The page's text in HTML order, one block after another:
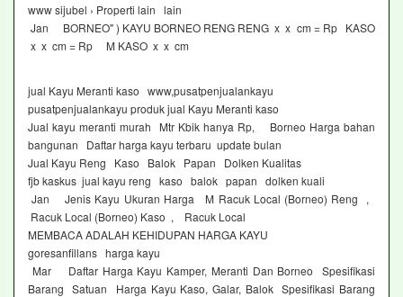
www sijubel › Properti lain lain
Jan BORNEO" ) KAYU BORNEO RENG RENG x x cm = Rp KASO
x x cm = Rp M KASO x x cm
jual Kayu Meranti kaso www,pusatpenjualankayu
pusatpenjualankayu produk jual Kayu Meranti kaso
Jual kayu meranti murah Mtr Kbik hanya Rp, Borneo Harga bahan
bangunan Daftar harga kayu terbaru update bulan
Jual Kayu Reng Kaso Balok Papan Dolken Kualitas
fjb kaskus jual kayu reng kaso balok papan dolken kuali
Jan Jenis Kayu Ukuran Harga M Racuk Local (Borneo) Reng ,
Racuk Local (Borneo) Kaso , Racuk Local
MEMBACA ADALAH KEHIDUPAN HARGA KAYU
goresanfillans harga kayu
Mar Daftar Harga Kayu Kamper, Meranti Dan Borneo Spesifikasi
Barang Satuan Harga Kayu Kaso, Galar, Balok Spesifikasi Barang